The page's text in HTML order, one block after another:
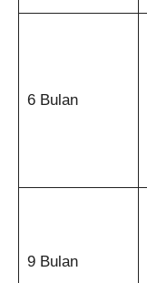
6 Bulan
9 Bulan